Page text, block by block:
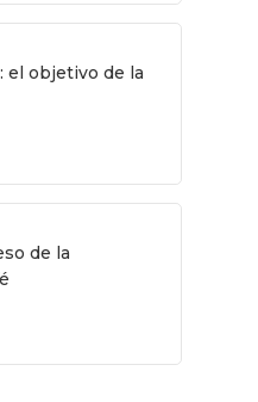
el objetivo de la
de la
Novedades
Cine
Bares Y Cafés
Gourmet
CONTACTO